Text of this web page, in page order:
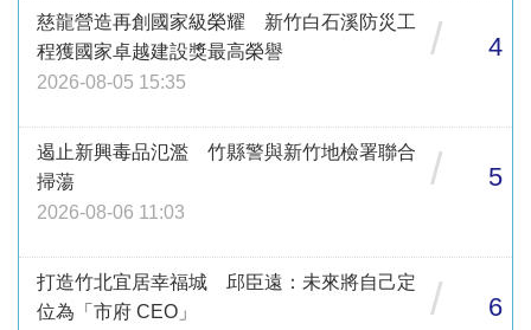
慈龍營造再創國家級榮耀 新竹白石溪防災工
程獲國家卓越建設獎最高榮譽
2026-08-05 15:35
/ 4
遏止新興毒品氾濫 竹縣警與新竹地檢署聯合
掃蕩
2026-08-06 11:03
/ 5
打造竹北宜居幸福城 邱臣遠：未來將自己定
位為「市府 CEO」
/ 6